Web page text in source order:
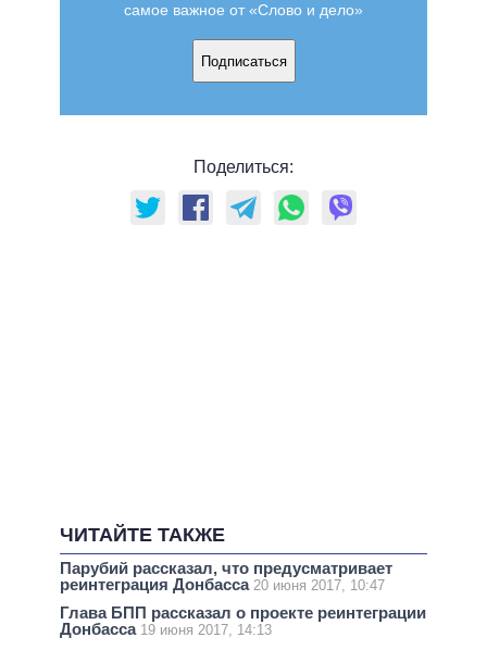
самое важное от «Слово и дело»
Подписаться
Поделиться:
ЧИТАЙТЕ ТАКЖЕ
Парубий рассказал, что предусматривает
реинтеграция Донбасса 20 июня 2017, 10:47
Глава БПП рассказал о проекте реинтеграции
Донбасса 19 июня 2017, 14:13